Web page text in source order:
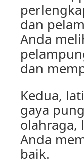
dan
Anda
dan
Kedua,
gaya
olahraga,
Anda
baik.